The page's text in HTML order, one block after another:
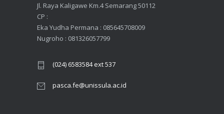
Jl. Raya Kaligawe Km.4 Semarang 50112
CP :
Eka Yudha Permana : 085645708009
Nugroho : 081326057799
(024) 6583584 ext 537
pasca.fe@unissula.ac.id